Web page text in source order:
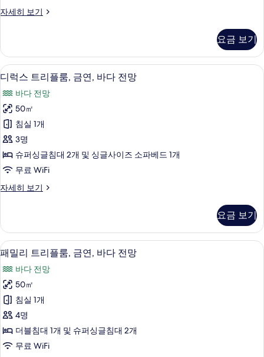
연,
원
전
망
사
진
모
두
보
기
자세히 보기
디
리
플
룸,
금
연,
정
원
전
망
자
세
히
기
요금 보기
디
럭
스
트
리
플
룸,
연,
다
전
망
사
진
모
두
보
기
디럭스 트리플룸, 금연, 바다 전망 | 책
8
디럭스 트리플룸, 금연, 바다 전망
바다 전망
50㎡
침실 1개
3명
슈퍼싱글침대 2개 및 싱글사이즈 소파베드 1개
무료 WiFi
자세히 보기
디
리
플
룸,
금
연,
바
다
전
망
자
세
히
요금 보기
패
밀
리
트
리
플
룸,
패밀리 트리플룸, 금연, 바다 전망 | 책
10
패밀리 트리플룸, 금연, 바다 전망
바다 전망
50㎡
침실 1개
4명
더블침대 1개 및 슈퍼싱글침대 2개
무료 WiFi